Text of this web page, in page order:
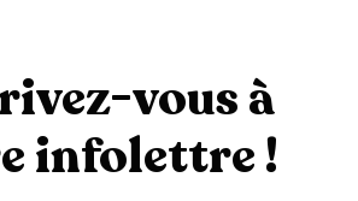
vous à
infolettre !